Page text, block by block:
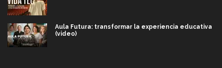
Aula Futura: transformar la experiencia educativa
(video)